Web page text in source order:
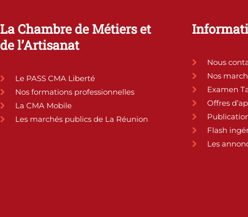
La Chambre de Métiers et
de l’Artisanat
Le PASS CMA Liberté
Nos formations professionnelles
La CMA Mobile
Les marchés publics de La Réunion
Nous
Nos
Examen
Offres
Flash
Les